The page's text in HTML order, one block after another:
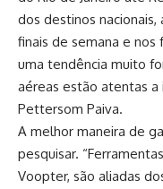
dos destinos
finais de semana e
uma tendência muito
aéreas estão atentas a
Pettersom Paiva.
A melhor maneira de
pesquisar.
Voopter, são aliadas